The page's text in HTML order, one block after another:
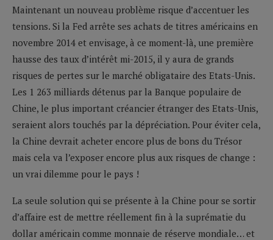
Maintenant un nouveau problème risque d’accentuer les
tensions. Si la Fed arrête ses achats de titres américains en
novembre 2014 et envisage, à ce moment-là, une première
hausse des taux d’intérêt mi-2015, il y aura de grands
risques de pertes sur le marché obligataire des Etats-Unis.
Les 1 263 milliards détenus par la Banque populaire de
Chine, le plus important créancier étranger des Etats-Unis,
seraient alors touchés par la dépréciation. Pour éviter cela,
la Chine devrait acheter encore plus de bons du Trésor
mais cela va l’exposer encore plus aux risques de change :
un vrai dilemme pour le pays !
La seule solution qui se présente à la Chine pour se sortir
d’affaire est de mettre réellement fin à la suprématie du
dollar américain comme monnaie de réserve mondiale… et